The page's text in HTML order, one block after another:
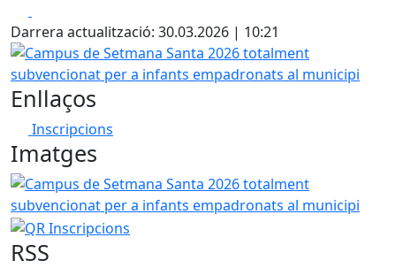
Darrera actualització: 30.03.2026 | 10:21
Campus de Setmana Santa 2026 totalment
Enllaços
Inscripcions
Imatges
Campus de Setmana Santa 2026 totalment
QR Inscripcions
RSS